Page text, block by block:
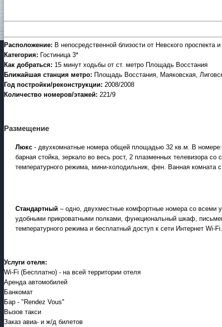
Расположение: В непосредственной близости от Невского проспекта
Категория: Гостиница 3*
Как добраться: 15 минут ходьбы от ст. метро Площадь Восстания
Ближайшая станция метро: Площадь Восстания, Маяковская,
Год постройки/реконструкции: 2008/2008
Количество номеров/этажей: 221/9
Размещение
Люкс - двухкомнатные номера общей площадью 32 кв.м. В
барная стойка, зеркало во весь рост, 2 плазменных телевизора
температурного режима, мини-холодильник, фен. Ванная комната
Стандартный – одно, двухместные комфортные номера со всеми
удобными прикроватными полками, функциональный шкаф,
температурного режима и бесплатный доступ к сети Интернет
Услуги отеля:
Wi-Fi (Бесплатно) - на всей территории отеля
Аренда автомобилей
Банкомат
Бар - "Rendez Vous"
Вызов такси
Заказ авиа- и ж/д билетов